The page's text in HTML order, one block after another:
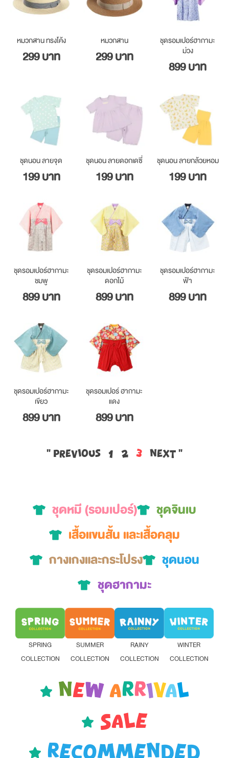
หมวกสาน ทรงโค้ง
299 บาท
หมวกสาน
299 บาท
ชุดรอมเปอร์ฮากามะ
ม่วง
899 บาท
ชุดนอน ลายจุด
199 บาท
ชุดนอน ลายดอกเดซี่
199 บาท
ชุดนอน ลายกล้วยหอม
199 บาท
ชุดรอมเปอร์ฮากามะ
ชมพู
899 บาท
ชุดรอมเปอร์ฮากามะ
ดอกไม้
899 บาท
ชุดรอมเปอร์ฮากามะ
ฟ้า
899 บาท
ชุดรอมเปอร์ฮากามะ
เขียว
899 บาท
ชุดรอมเปอร์ ฮากามะ
แดง
899 บาท
« Previous 1 2 3 Next »
ชุดหมี (รอมเปอร์)
ชุดจินเบ
เสื้อแขนสั้น และเสื้อคลุม
กางเกงและกระโปรง
ชุดนอน
ชุดฮากามะ
SPRING
COLLECTION
SUMMER
COLLECTION
RAINY
COLLECTION
WINTER
COLLECTION
NEW ARRIVAL
SALE
RECOMMENDED